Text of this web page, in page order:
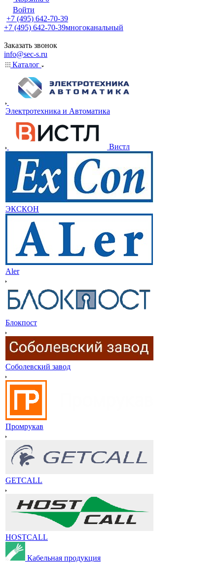
Войти
+7 (495) 642-70-39
+7 (495) 642-70-39многоканальный
Заказать звонок
info@sec-s.ru
Каталог
Электротехника и Автоматика
Вистл
ЭКСКОН
Aler
Блокпост
Соболевский завод
Промрукав
GETCALL
HOSTCALL
Кабельная продукция